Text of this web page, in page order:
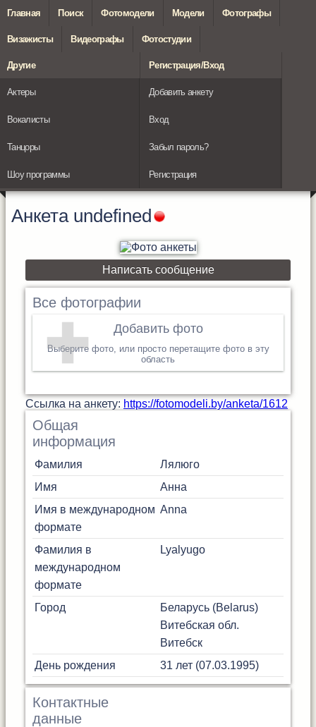
Главная Поиск Фотомодели Модели Фотографы
Визажисты Видеографы Фотостудии
Другие
Актеры
Вокалисты
Танцоры
Шоу программы
Регистрация/Вход
Добавить анкету
Вход
Забыл пароль?
Регистрация
Анкета undefined
Написать сообщение
Все фотографии
Добавить фото
Выберите фото, или просто перетащите фото в эту
область
Cсылка на анкету: https://fotomodeli.by/anketa/1612
Общая
информация
Фамилия
Лялюго
Имя
Анна
Имя в международном
формате
Anna
Фамилия в
международном
формате
Lyalyugo
Город
Беларусь (Belarus)
Витебская обл.
Витебск
День рождения
31 лет (07.03.1995)
Контактные
данные